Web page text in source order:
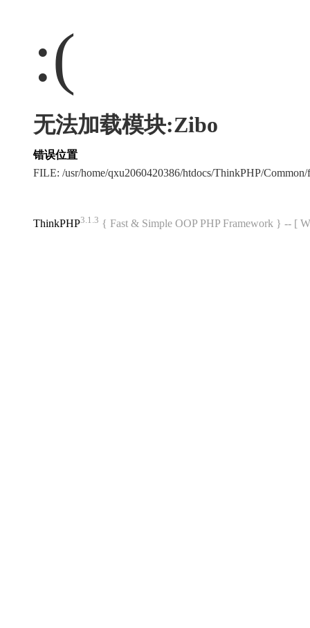
:(
无法加载模块:Zibo
错误位置
FILE: /usr/home/qxu2060420386/htdocs/ThinkPHP/
ThinkPHP3.1.3 { Fast & Simple OOP PHP Framework } -- [